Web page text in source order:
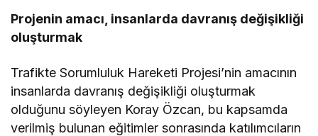
Projenin amacı, insanlarda davranış değişikliği
oluşturmak
Trafikte Sorumluluk Hareketi Projesi’nin amacının
insanlarda davranış değişikliği oluşturmak
olduğunu söyleyen Koray Özcan, bu kapsamda
verilmiş bulunan eğitimler sonrasında katılımcıların